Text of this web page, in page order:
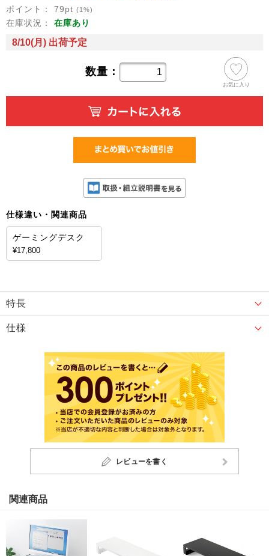
ポイント： 79pt (1%)
在庫状況： 在庫あり
8/10(月) 出荷予定
数量：
お気に入り
仕様違い・関連商品
ゲーミングデスク
¥17,800
特長
仕様
レビューを書く
関連商品